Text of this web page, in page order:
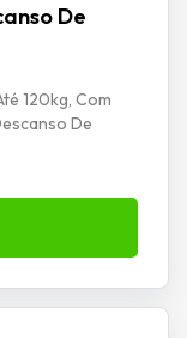
De
120kg, Com
De